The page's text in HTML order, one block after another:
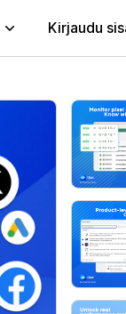
Kirjaudu